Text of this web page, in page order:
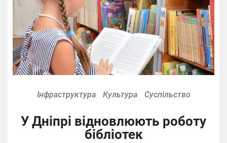
Інфраструктура Культура Суспільство
У Дніпрі відновлюють роботу
бібліотек